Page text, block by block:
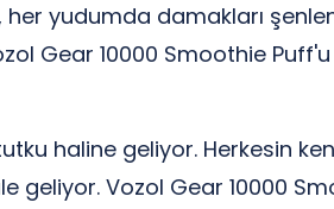
her yudumda damakları
Gear 10000 Smoothie
haline geliyor. Herkesin
geliyor. Vozol Gear 10000